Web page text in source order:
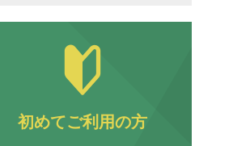
初めてご利用の方